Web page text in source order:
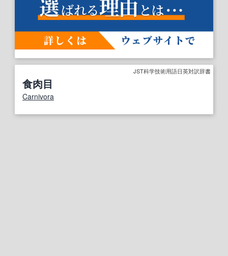
JST科学技術用語日英対訳辞書
食肉目
Carnivora